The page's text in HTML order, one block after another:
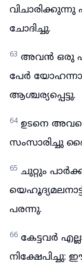
ചോദിച്ചു.
63 അവൻ ഒരു
പേർ
ആശ്ചര്യപ്പെട്ടു.
64 ഉടനെ
സംസാരിച്ചു
65 ചുറ്റും
പരന്നു.
66 കേട്ടവർ